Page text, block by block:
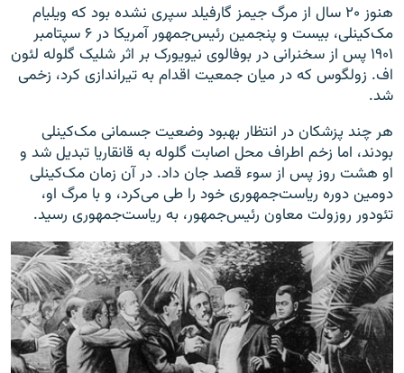
هنوز ۲۰ سال از مرگ جیمز گارفیلد سپری نشده بود که ویلیام
مک‌کینلی، بیست و پنجمین رئیس‌جمهور آمریکا در ۶ سپتامبر
۱۹۰۱ پس از سخنرانی در بوفالوی نیویورک بر اثر شلیک گلوله لئون
اف. زولگوس که در میان جمعیت اقدام به تیراندازی کرد، زخمی
شد.
هر چند پزشکان در انتظار بهبود وضعیت جسمانی مک‌کینلی
بودند، اما زخم اطراف محل اصابت گلوله به قانقاریا تبدیل شد و
او هشت روز پس از سوء قصد جان داد. در آن زمان مک‌کینلی
دومین دوره ریاست‌جمهوری خود را طی می‌کرد، و با مرگ او،
تئودور روزولت معاون رئیس‌جمهور، به ریاست‌جمهوری رسید.